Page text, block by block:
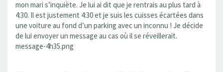
mon mari s’inquiète. Je lui ai dit que je rentrais au plus tard à
4:30. Il est justement 4:30 et je suis les cuisses écartées dans
une voiture au fond d’un parking avec un inconnu ! Je décide
de lui envoyer un message au cas où il se réveillerait.
message-4h35.png